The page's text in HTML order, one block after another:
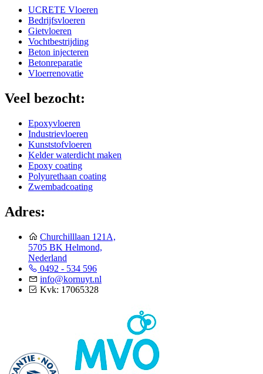
UCRETE Vloeren
Bedrijfsvloeren
Gietvloeren
Vochtbestrijding
Beton injecteren
Betonreparatie
Vloerrenovatie
Veel bezocht:
Epoxyvloeren
Industrievloeren
Kunststofvloeren
Kelder waterdicht maken
Epoxy coating
Polyurethaan coating
Zwembadcoating
Adres:
Churchilllaan 121A,
5705 BK Helmond,
Nederland
0492 - 534 596
info@kornuyt.nl
Kvk: 17065328